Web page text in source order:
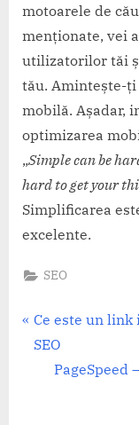
motoarele de
menționate, vei
utilizatorilor tăi
tău. Amintește-ți
mobilă. Așadar,
optimizarea
„Simple can be
hard to get your
Simplificarea
excelente.
SEO
Navigare
P
r
Ce este un
SEO
N
PageSpeed